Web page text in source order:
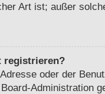
Art ist; außer
registrieren?
oder der
Administration